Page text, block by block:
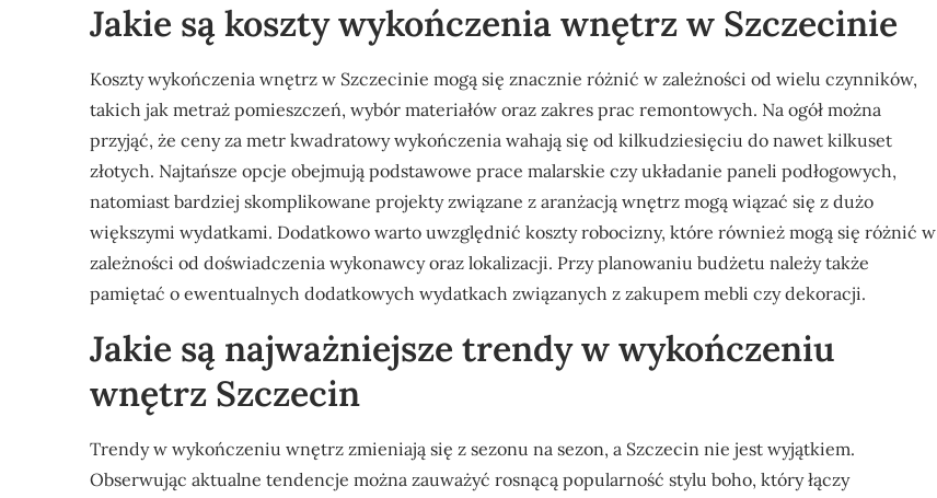
Jakie są koszty wykończenia wnętrz w Szczecinie
Koszty wykończenia wnętrz w Szczecinie mogą się znacznie różnić w zależności od wielu czynników,
takich jak metraż pomieszczeń, wybór materiałów oraz zakres prac remontowych. Na ogół można
przyjąć, że ceny za metr kwadratowy wykończenia wahają się od kilkudziesięciu do nawet kilkuset
złotych. Najtańsze opcje obejmują podstawowe prace malarskie czy układanie paneli podłogowych,
natomiast bardziej skomplikowane projekty związane z aranżacją wnętrz mogą wiązać się z dużo
większymi wydatkami. Dodatkowo warto uwzględnić koszty robocizny, które również mogą się różnić w
zależności od doświadczenia wykonawcy oraz lokalizacji. Przy planowaniu budżetu należy także
pamiętać o ewentualnych dodatkowych wydatkach związanych z zakupem mebli czy dekoracji.
Jakie są najważniejsze trendy w wykończeniu
wnętrz Szczecin
Trendy w wykończeniu wnętrz zmieniają się z sezonu na sezon, a Szczecin nie jest wyjątkiem.
Obserwując aktualne tendencje można zauważyć rosnącą popularność stylu boho, który łączy